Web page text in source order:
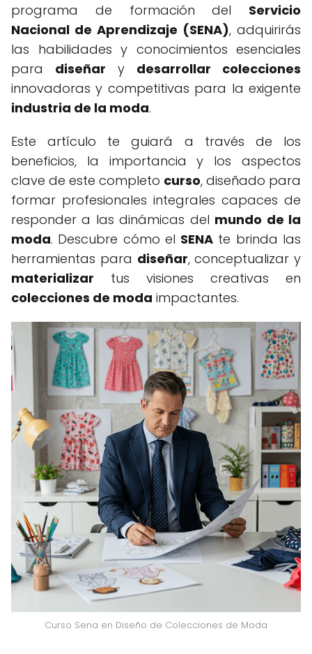
programa de formación del Servicio
Nacional de Aprendizaje (SENA), adquirirás
las habilidades y conocimientos esenciales
para diseñar y desarrollar colecciones
innovadoras y competitivas para la exigente
industria de la moda.
Este artículo te guiará a través de los
beneficios, la importancia y los aspectos
clave de este completo curso, diseñado para
formar profesionales integrales capaces de
responder a las dinámicas del mundo de la
moda. Descubre cómo el SENA te brinda las
herramientas para diseñar, conceptualizar y
materializar tus visiones creativas en
colecciones de moda impactantes.
Curso Sena en Diseño de Colecciones de Moda